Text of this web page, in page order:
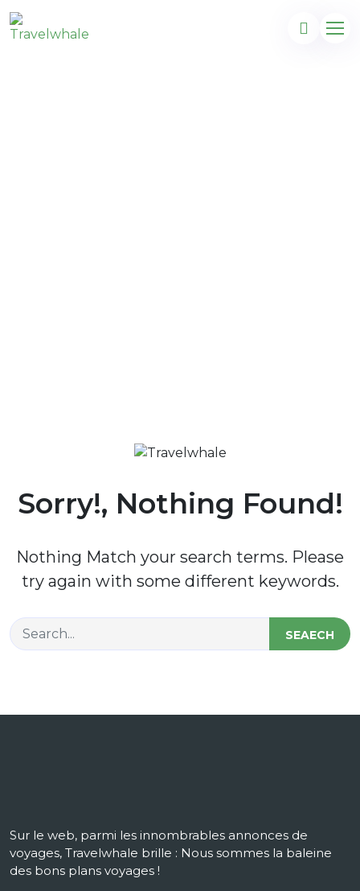
Sorry!, Nothing Found!
Nothing Match your search terms. Please
try again with some different keywords.
SEAECH
Sur le web, parmi les innombrables annonces de
voyages, Travelwhale brille : Nous sommes la baleine
des bons plans voyages !